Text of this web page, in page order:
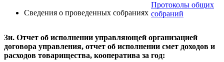
Сведения о проведенных собраниях
Протоколы общих
собраний
3и. Отчет об исполнении управляющей организацией
договора управления, отчет об исполнении смет доходов и
расходов товарищества, кооператива за год: